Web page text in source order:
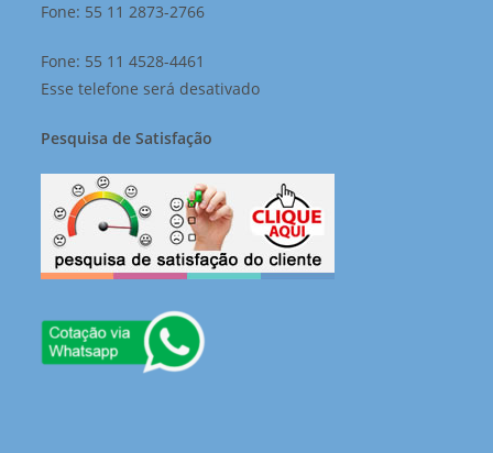
Fone: 55 11 2873-2766
Fone: 55 11 4528-4461
Esse telefone será desativado
Pesquisa de Satisfação